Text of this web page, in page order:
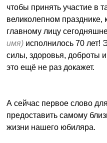
чтобы принять участие в
великолепном
главному лицу
имя) исполнилось 70 лет!
силы, здоровья, доброты
это ещё не раз докажет.
А сейчас первое слово
предоставить самому
жизни нашего юбиляра.